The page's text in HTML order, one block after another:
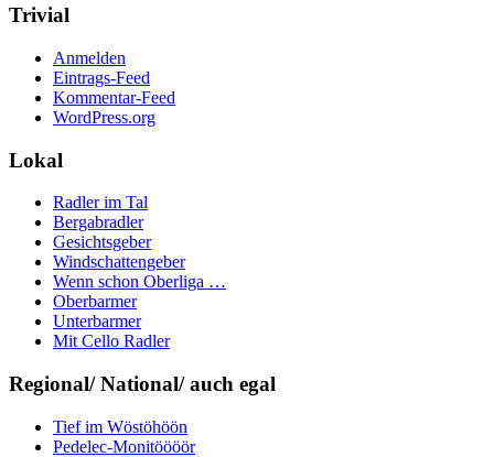
Trivial
Anmelden
Eintrags-Feed
Kommentar-Feed
WordPress.org
Lokal
Radler im Tal
Bergabradler
Gesichtsgeber
Windschattengeber
Wenn schon Oberliga …
Oberbarmer
Unterbarmer
Mit Cello Radler
Regional/ National/ auch egal
Tief im Wöstöhöön
Pedelec-Monitöööör